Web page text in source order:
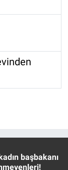
başbakanı